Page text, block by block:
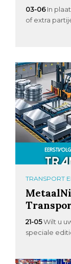
03-06 In
of extra
TRANSPORT
21-05Wilt u
speciale